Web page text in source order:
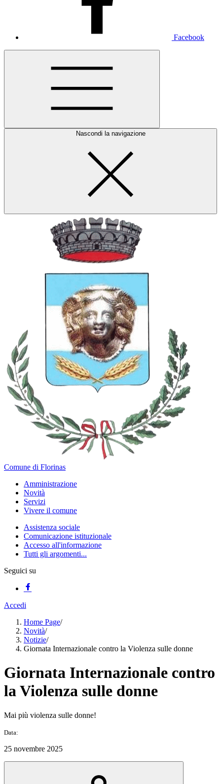
Facebook
Nascondi la navigazione
Comune di Florinas
Amministrazione
Novità
Servizi
Vivere il comune
Assistenza sociale
Comunicazione istituzionale
Accesso all'informazione
Tutti gli argomenti...
Seguici su
Accedi
Home Page/
Novità/
Notizie/
Giornata Internazionale contro la Violenza sulle donne
Giornata Internazionale contro
la Violenza sulle donne
Mai più violenza sulle donne!
Data:
25 novembre 2025